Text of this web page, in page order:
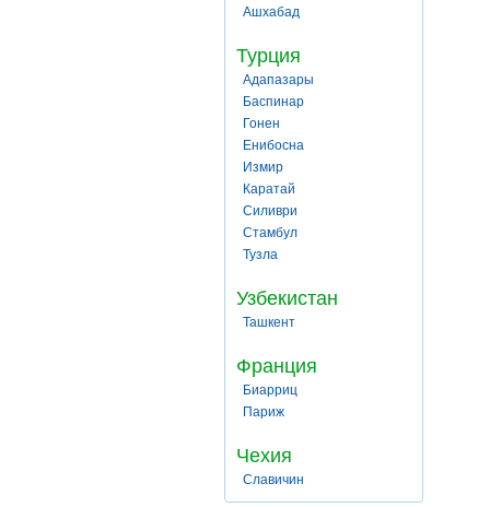
Ашхабад
Турция
Адапазары
Баспинар
Гонен
Енибосна
Измир
Каратай
Силиври
Стамбул
Тузла
Узбекистан
Ташкент
Франция
Биарриц
Париж
Чехия
Славичин